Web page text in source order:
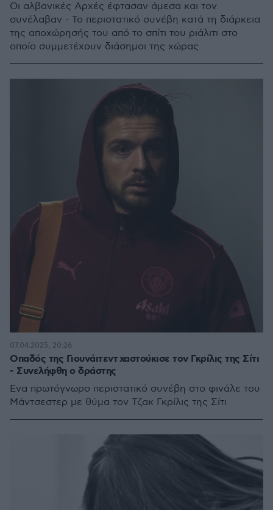
Οι αλβανικές Αρχές έφτασαν άμεσα και τον
συνέλαβαν - Το περιστατικό συνέβη κατά τη διάρκεια
της αποχώρησής του από το σπίτι του ριάλιτι στο
οποίο συμμετέχουν διάσημοι της χώρας
Οπαδός της Γιουνάιτεντ χαστούκισε τον Γκρίλις της Σίτι
- Συνελήφθη ο δράστης
Ένα πρωτόγνωρο περιστατικό συνέβη στο φινάλε του
Μάντσεστερ με θύμα τον Τζακ Γκρίλις της Σίτι
07.04.2025, 20:26